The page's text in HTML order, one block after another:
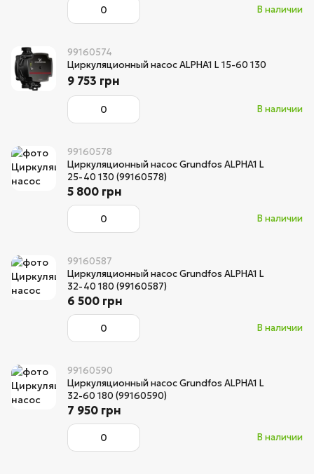
В наличии
99160574
Циркуляционный насос ALPHA1 L 15-60 130
В наличии
9 753 грн
99160578
Циркуляционный насос Grundfos ALPHA1 L
25-40 130 (99160578)
В наличии
5 800 грн
99160587
Циркуляционный насос Grundfos ALPHA1 L
32-40 180 (99160587)
В наличии
6 500 грн
99160590
Циркуляционный насос Grundfos ALPHA1 L
32-60 180 (99160590)
В наличии
7 950 грн